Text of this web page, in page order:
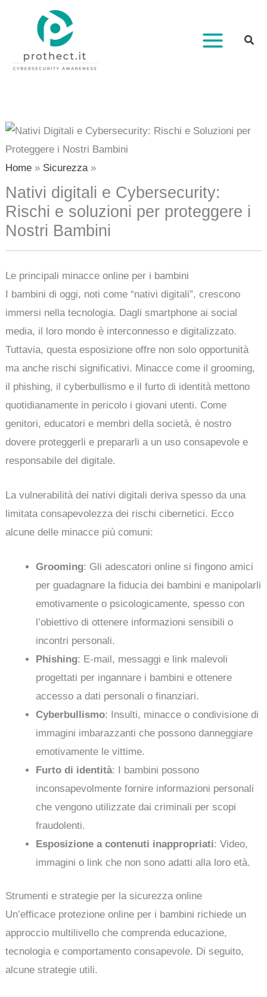
contenuto
Home Sicurezza
Nativi digitali e Cybersecurity:
Rischi e soluzioni per proteggere i
Nostri Bambini
Le principali minacce online per i bambini
I bambini di oggi, noti come “nativi digitali”, crescono
immersi nella tecnologia. Dagli smartphone ai social
media, il loro mondo è interconnesso e digitalizzato.
Tuttavia, questa esposizione offre non solo opportunità
ma anche rischi significativi. Minacce come il grooming,
il phishing, il cyberbullismo e il furto di identità mettono
quotidianamente in pericolo i giovani utenti. Come
genitori, educatori e membri della società, è nostro
dovere proteggerli e prepararli a un uso consapevole e
responsabile del digitale.
La vulnerabilità dei nativi digitali deriva spesso da una
limitata consapevolezza dei rischi cibernetici. Ecco
alcune delle minacce più comuni:
Grooming: Gli adescatori online si fingono amici
per guadagnare la fiducia dei bambini e manipolarli
emotivamente o psicologicamente, spesso con
l’obiettivo di ottenere informazioni sensibili o
incontri personali.
Phishing: E-mail, messaggi e link malevoli
progettati per ingannare i bambini e ottenere
accesso a dati personali o finanziari.
Cyberbullismo: Insulti, minacce o condivisione di
immagini imbarazzanti che possono danneggiare
emotivamente le vittime.
Furto di identità: I bambini possono
inconsapevolmente fornire informazioni personali
che vengono utilizzate dai criminali per scopi
fraudolenti.
Esposizione a contenuti inappropriati: Video,
immagini o link che non sono adatti alla loro età.
Strumenti e strategie per la sicurezza online
Un’efficace protezione online per i bambini richiede un
approccio multilivello che comprenda educazione,
tecnologia e comportamento consapevole. Di seguito,
alcune strategie utili.